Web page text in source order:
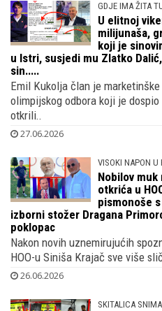
GDJE IMA ŽITA
U elitnoj
milijunaša,
koji je
u Istri, susjedi mu Zlatko
sin.....
Emil Kukolja član je
olimpijskog odbora koji je
otkrili..
27.06.2026
VISOKI NAPON U
Nobilov
otkrića u
pismonoše
izborni stožer Dragana
poklopac
Nakon novih uznemirujućih
HOO-u Siniša Krajač sve više
26.06.2026
SKITALICA